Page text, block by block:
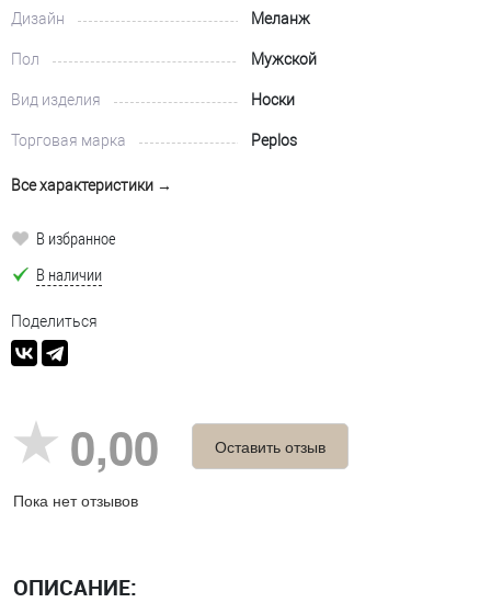
Дизайн Меланж
Пол Мужской
Вид изделия Носки
Торговая марка Peplos
Все характеристики →
В избранное
В наличии
Поделиться
0,00
Пока нет отзывов
Оставить отзыв
ОПИСАНИЕ: